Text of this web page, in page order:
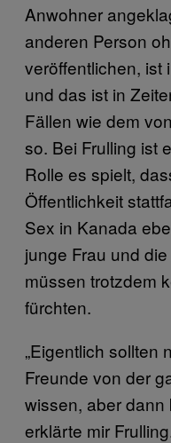
Anwohner
anderen Person
veröffentlichen, ist
und das ist in
Fällen wie dem von
so. Bei Frulling ist
Rolle es spielt,
Öffentlichkeit
Sex in Kanada
junge Frau und
müssen trotzdem
fürchten.
„Eigentlich sollten
Freunde von der
wissen, aber dann
erklärte mir